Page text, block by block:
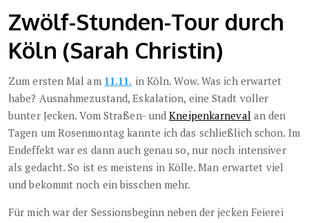
Zwölf-Stunden-Tour durch
Köln (Sarah Christin)
Zum ersten Mal am 11.11. in Köln. Wow. Was ich erwartet
habe? Ausnahmezustand, Eskalation, eine Stadt voller
bunter Jecken. Vom Straßen- undKneipenkarneval an den
Tagen um Rosenmontag kannte ich das schließlich schon. Im
Endeffekt war es dann auch genau so, nur noch intensiver
als gedacht. So ist es meistens in Kölle. Man erwartet viel
und bekommt noch ein bisschen mehr.
Für mich war der Sessionsbeginn neben der jecken Feierei